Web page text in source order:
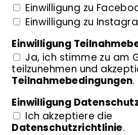
Einwilligung zu
Einwilligung zu
Einwilligung
Ja, ich stimme zu am
teilzunehmen und
Teilnahmebedingungen.
Einwilligung
Ich akzeptiere die
Datenschutzrichtlinie.